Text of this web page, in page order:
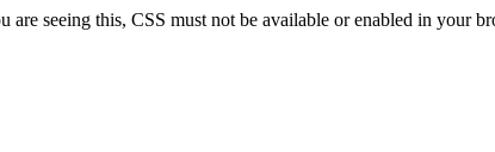
are seeing this, CSS must not be available or enabled in your